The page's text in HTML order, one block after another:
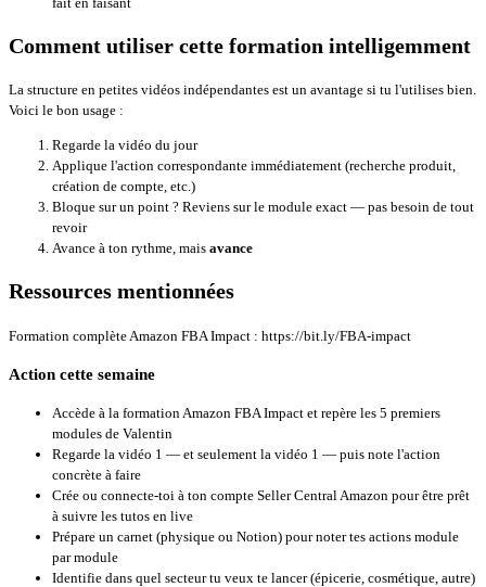
Comment utiliser cette formation intelligemment
La structure en petites vidéos indépendantes est un avantage si tu l'utilises bien.
Voici le bon usage :
Regarde la vidéo du jour
Applique l'action correspondante immédiatement (recherche produit,
création de compte, etc.)
Bloque sur un point ? Reviens sur le module exact — pas besoin de tout
revoir
Avance à ton rythme, mais avance
Ressources mentionnées
Formation complète Amazon FBA Impact : https://bit.ly/FBA-impact
Action cette semaine
Accède à la formation Amazon FBA Impact et repère les 5 premiers
modules de Valentin
Regarde la vidéo 1 — et seulement la vidéo 1 — puis note l'action
concrète à faire
Crée ou connecte-toi à ton compte Seller Central Amazon pour être prêt
à suivre les tutos en live
Prépare un carnet (physique ou Notion) pour noter tes actions module
par module
Identifie dans quel secteur tu veux te lancer (épicerie, cosmétique, autre)